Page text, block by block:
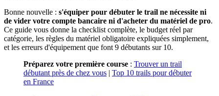
Bonne nouvelle : s'équiper pour débuter le trail ne nécessite ni
de vider votre compte bancaire ni d'acheter du matériel de pro.
Ce guide vous donne la checklist complète, le budget réel par
catégorie, les règles du matériel obligatoire expliquées simplement,
et les erreurs d'équipement que font 9 débutants sur 10.
Préparez votre première course : Trouver un trail
débutant près de chez vous | Top 10 trails pour débuter
en France